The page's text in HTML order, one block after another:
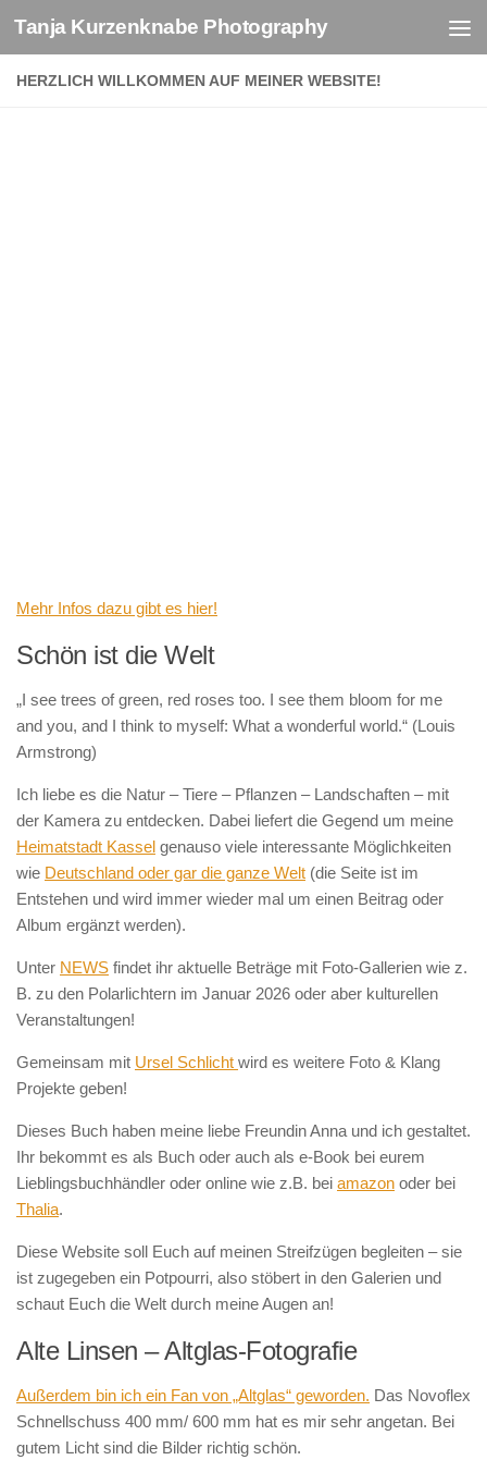
Zum Inhalt springen
Tanja Kurzenknabe Photography
HERZLICH WILLKOMMEN AUF MEINER WEBSITE!
Mehr Infos dazu gibt es hier!
Schön ist die Welt
„I see trees of green, red roses too. I see them bloom for me
and you, and I think to myself: What a wonderful world.“ (Louis
Armstrong)
Ich liebe es die Natur – Tiere – Pflanzen – Landschaften – mit
der Kamera zu entdecken. Dabei liefert die Gegend um meine
Heimatstadt Kassel genauso viele interessante Möglichkeiten
wie Deutschland oder gar die ganze Welt (die Seite ist im
Entstehen und wird immer wieder mal um einen Beitrag oder
Album ergänzt werden).
Unter NEWS findet ihr aktuelle Beträge mit Foto-Gallerien wie z.
B. zu den Polarlichtern im Januar 2026 oder aber kulturellen
Veranstaltungen!
Gemeinsam mit Ursel Schlicht wird es weitere Foto & Klang
Projekte geben!
Dieses Buch haben meine liebe Freundin Anna und ich gestaltet.
Ihr bekommt es als Buch oder auch als e-Book bei eurem
Lieblingsbuchhändler oder online wie z.B. bei amazon oder bei
Thalia.
Diese Website soll Euch auf meinen Streifzügen begleiten – sie
ist zugegeben ein Potpourri, also stöbert in den Galerien und
schaut Euch die Welt durch meine Augen an!
Alte Linsen – Altglas-Fotografie
Außerdem bin ich ein Fan von „Altglas“ geworden. Das Novoflex
Schnellschuss 400 mm/ 600 mm hat es mir sehr angetan. Bei
gutem Licht sind die Bilder richtig schön.